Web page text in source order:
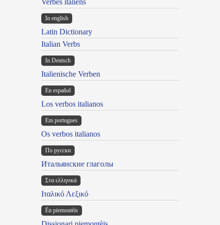
Verbes italiens
In english
Latin Dictionary
Italian Verbs
In Deutsch
Italienische Verben
En español
Los verbos italianos
Em portugues
Os verbos italianos
По русски
Итальянские глаголы
Στα ελληνικά
Ιταλικό Λεξικό
Ën piemontèis